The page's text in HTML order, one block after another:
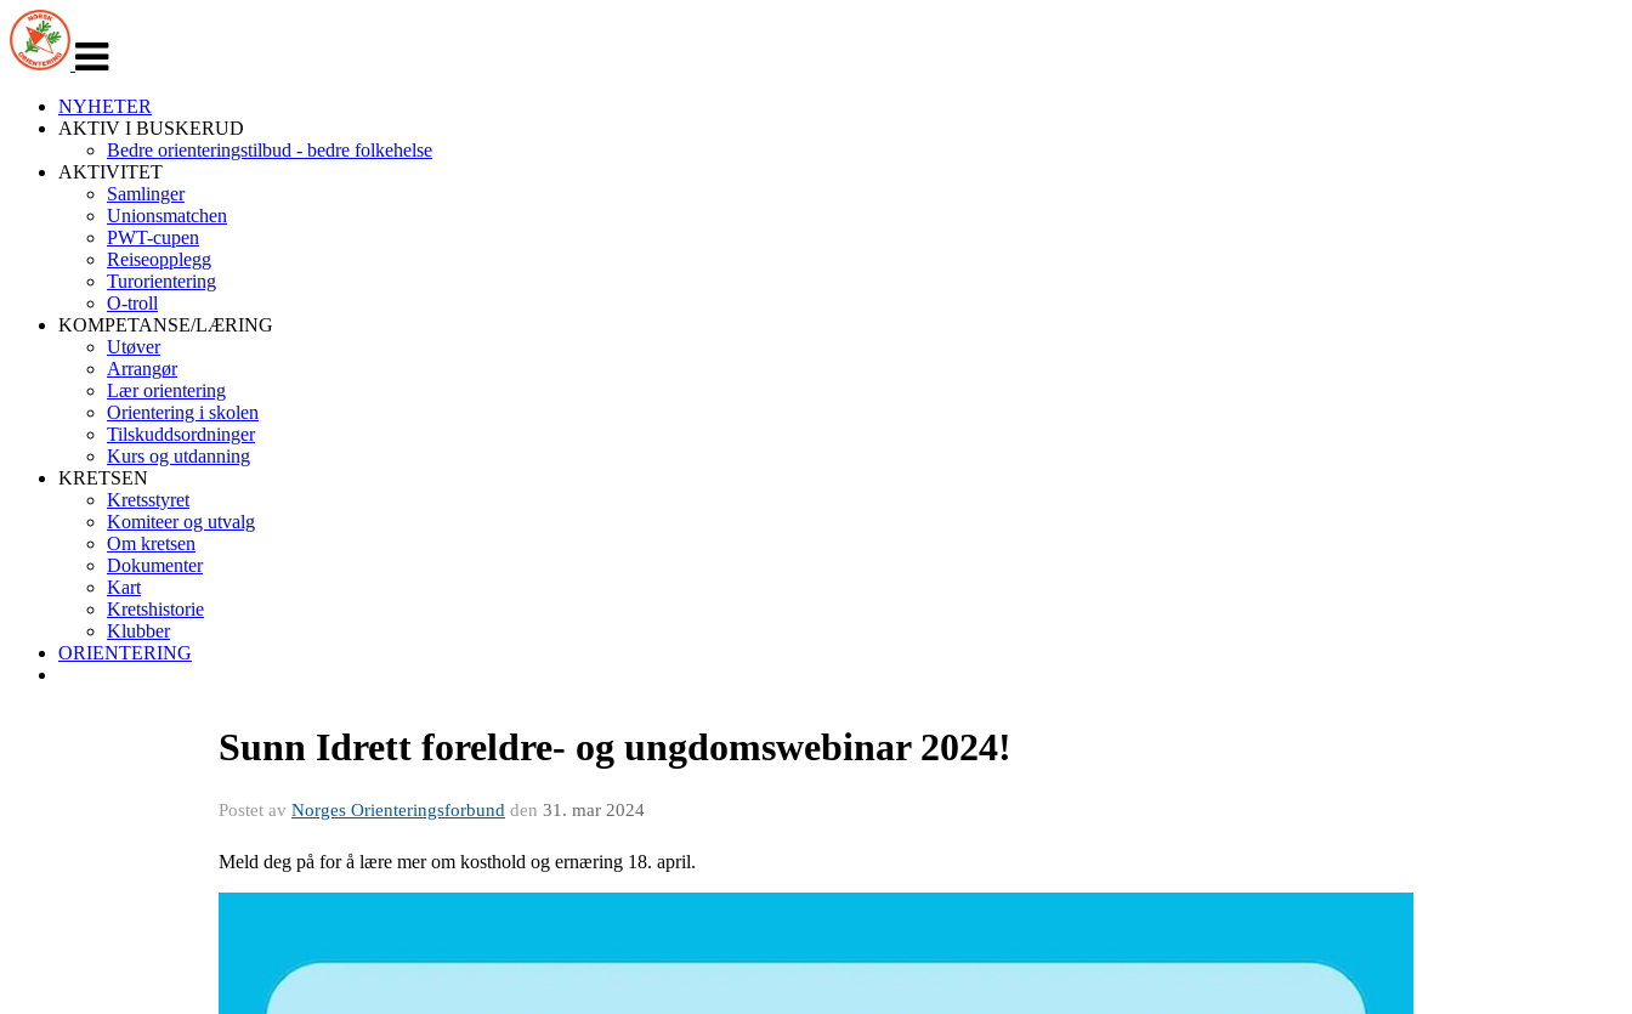
navigasjon
NYHETER
AKTIV I BUSKERUD
Bedre orienteringstilbud - bedre folkehelse
AKTIVITET
Samlinger
Unionsmatchen
PWT-cupen
Reiseopplegg
Turorientering
O-troll
KOMPETANSE/LÆRING
Utøver
Arrangør
Lær orientering
Orientering i skolen
Tilskuddsordninger
Kurs og utdanning
KRETSEN
Kretsstyret
Komiteer og utvalg
Om kretsen
Dokumenter
Kart
Kretshistorie
Klubber
ORIENTERING
Sunn Idrett foreldre- og ungdomswebinar 2024!
Postet av Norges Orienteringsforbund den 31. mar 2024
Meld deg på for å lære mer om kosthold og ernæring 18. april.